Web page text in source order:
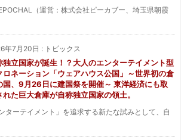
（運営：株式会社ピーカブー、埼玉県朝霞
年7月20日 : トピックス
独立国家が誕生！？大人のエンターテイメント型
ロネーション「ウェアハウス公国」～世界初の倉
国、9月26日に建国祭を開催～ 東洋経済にも取
れた巨大倉庫が自称独立国家の領土。
ターテイメント」を追求する新たな試みとして、自